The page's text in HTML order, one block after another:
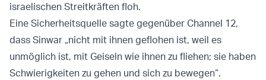
israelischen Streitkräften floh.
Eine Sicherheitsquelle sagte gegenüber Channel 12,
dass Sinwar „nicht mit ihnen geflohen ist, weil es
unmöglich ist, mit Geiseln wie ihnen zu fliehen; sie haben
Schwierigkeiten zu gehen und sich zu bewegen“.